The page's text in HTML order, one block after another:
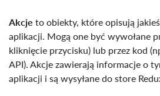
Akcje to obiekty, które opisują
aplikacji. Mogą one być wywołane
kliknięcie przycisku) lub przez kod
API). Akcje zawierają informacje o
aplikacji i są wysyłane do store